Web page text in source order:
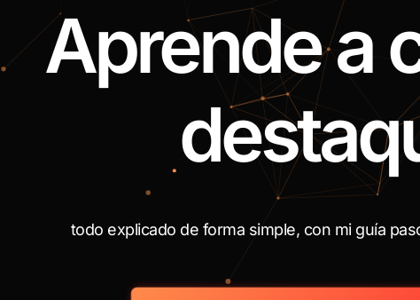
Aprende a
todo explicado de forma simple, con mi guía